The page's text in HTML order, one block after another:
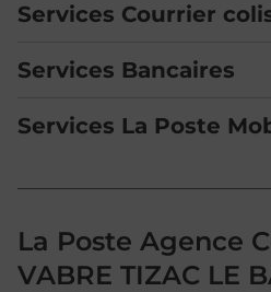
Services Courrier
Services Bancaires
Services La Poste
La Poste Agence
VABRE TIZAC LE